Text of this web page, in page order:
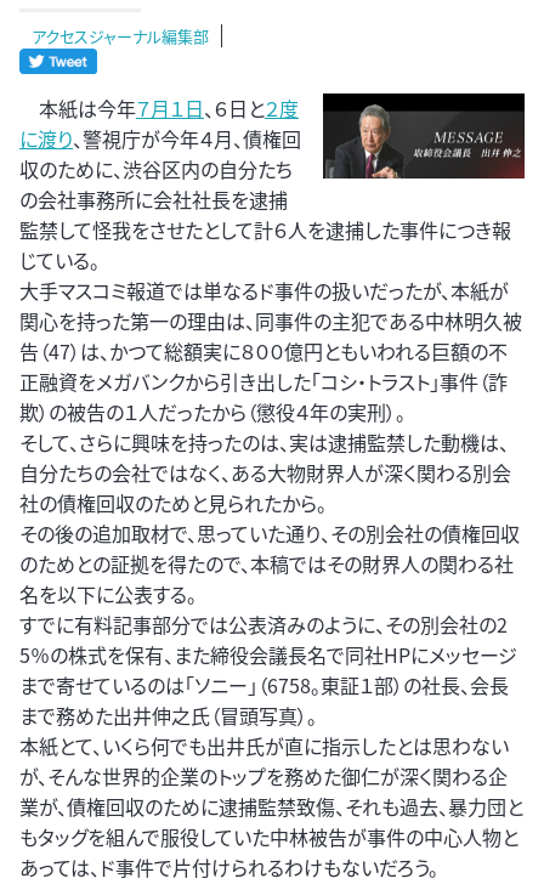
アクセスジャーナル編集部
本紙は今年７月１日、６日と２度
に渡り、警視庁が今年４月、債権回
収のために、渋谷区内の自分たち
の会社事務所に会社社長を逮捕
監禁して怪我をさせたとして計６人を逮捕した事件につき報
じている。
大手マスコミ報道では単なるド事件の扱いだったが、本紙が
関心を持った第一の理由は、同事件の主犯である中林明久被
告（47）は、かつて総額実に８００億円ともいわれる巨額の不
正融資をメガバンクから引き出した「コシ・トラスト」事件（詐
欺）の被告の１人だったから（懲役４年の実刑）。
そして、さらに興味を持ったのは、実は逮捕監禁した動機は、
自分たちの会社ではなく、ある大物財界人が深く関わる別会
社の債権回収のためと見られたから。
その後の追加取材で、思っていた通り、その別会社の債権回収
のためとの証拠を得たので、本稿ではその財界人の関わる社
名を以下に公表する。
すでに有料記事部分では公表済みのように、その別会社の2
5％の株式を保有、また締役会議長名で同社HPにメッセージ
まで寄せているのは「ソニー」（6758。東証１部）の社長、会長
まで務めた出井伸之氏（冒頭写真）。
本紙とて、いくら何でも出井氏が直に指示したとは思わない
が、そんな世界的企業のトップを務めた御仁が深く関わる企
業が、債権回収のために逮捕監禁致傷、それも過去、暴力団と
もタッグを組んで服役していた中林被告が事件の中心人物と
あっては、ド事件で片付けられるわけもないだろう。